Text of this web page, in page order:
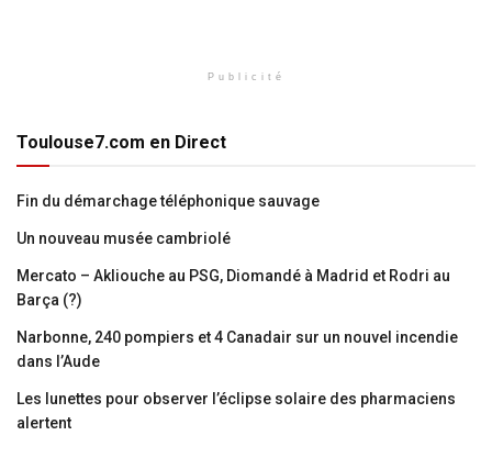
Publicité
Toulouse7.com en Direct
Fin du démarchage téléphonique sauvage
Un nouveau musée cambriolé
Mercato – Akliouche au PSG, Diomandé à Madrid et Rodri au
Barça (?)
Narbonne, 240 pompiers et 4 Canadair sur un nouvel incendie
dans l’Aude
Les lunettes pour observer l’éclipse solaire des pharmaciens
alertent